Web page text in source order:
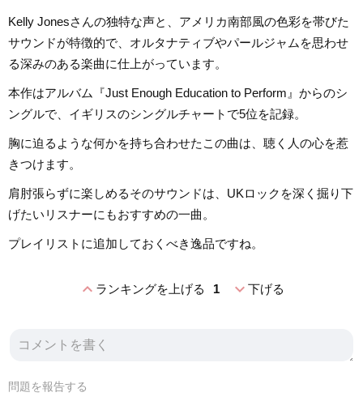
Kelly Jonesさんの独特な声と、アメリカ南部風の色彩を帯びた
サウンドが特徴的で、オルタナティブやパールジャムを思わせ
る深みのある楽曲に仕上がっています。
本作はアルバム『Just Enough Education to Perform』からのシ
ングルで、イギリスのシングルチャートで5位を記録。
胸に迫るような何かを持ち合わせたこの曲は、聴く人の心を惹
きつけます。
肩肘張らずに楽しめるそのサウンドは、UKロックを深く掘り下
げたいリスナーにもおすすめの一曲。
プレイリストに追加しておくべき逸品ですね。
expand_lessランキングを上げる 1 expand_more下げる
問題を報告する